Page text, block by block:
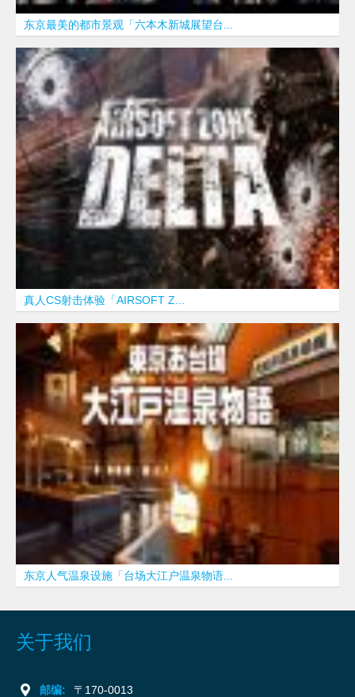
东京最美的都市景观「六本木新城展望台...
真人CS射击体验「AIRSOFT Z...
东京人气温泉设施「台场大江户温泉物语...
关于我们
邮编: 〒170-0013